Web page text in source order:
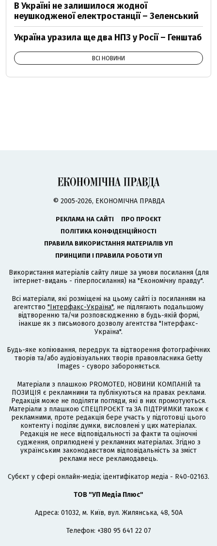
В Україні не залишилося жодної
неушкодженої електростанції – Зеленський
Україна уразила ще два НПЗ у Росії – Генштаб
ВСІ НОВИНИ
© 2005-2026, ЕКОНОМІЧНА ПРАВДА
РЕКЛАМА НА САЙТІ
ПРО ПРОЄКТ
ПОЛІТИКА КОНФІДЕНЦІЙНОСТІ
ПРАВИЛА ВИКОРИСТАННЯ МАТЕРІАЛІВ УП
ПРИНЦИПИ І ПРАВИЛА РОБОТИ УП
Використання матеріалів сайту лише за умови посилання (для
інтернет-видань - гіперпосилання) на "Економічну правду".
Всі матеріали, які розміщені на цьому сайті із посиланням на
агентство "Інтерфакс-Україна", не підлягають подальшому
відтворенню та/чи розповсюдженню в будь-якій формі,
інакше як з письмового дозволу агентства "Інтерфакс-
Україна".
Будь-яке копіювання, передрук та відтворення фотографічних
творів та/або аудіовізуальних творів правовласника Getty
Images - суворо забороняється.
Матеріали з плашкою PROMOTED, НОВИНИ КОМПАНІЙ та
ПОЗИЦІЯ є рекламними та публікуються на правах реклами.
Редакція може не поділяти погляди, які в них промотуються.
Матеріали з плашкою СПЕЦПРОЄКТ та ЗА ПІДТРИМКИ також є
рекламними, проте редакція бере участь у підготовці цього
контенту і поділяє думки, висловлені у цих матеріалах.
Редакція не несе відповідальності за факти та оціночні
судження, оприлюднені у рекламних матеріалах. Згідно з
українським законодавством відповідальність за зміст
реклами несе рекламодавець.
Cубєкт у сфері онлайн-медіа; ідентифікатор медіа - R40-02163.
ТОВ "УП Медіа Плюс"
Адреса: 01032, м. Київ, вул. Жилянська, 48, 50А
Телефон: +380 95 641 22 07